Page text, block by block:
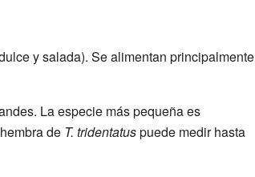
y salada). Se alimentan principalmente
La especie más pequeña es
de T. tridentatuspuede medir hasta